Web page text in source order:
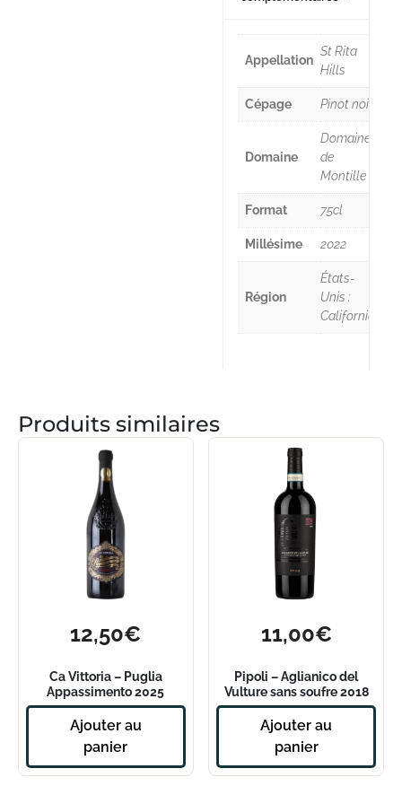
Appellation
St Rita
Hills
Cépage Pinot noir
Domaine
Domaine
de
Montille
Format 75cl
Millésime 2022
Région
États-
Unis :
Californie
Produits similaires
12,50€
Ca Vittoria – Puglia
Appassimento 2025
Ajouter au
panier
11,00€
Pipoli – Aglianico del
Vulture sans soufre 2018
Ajouter au
panier